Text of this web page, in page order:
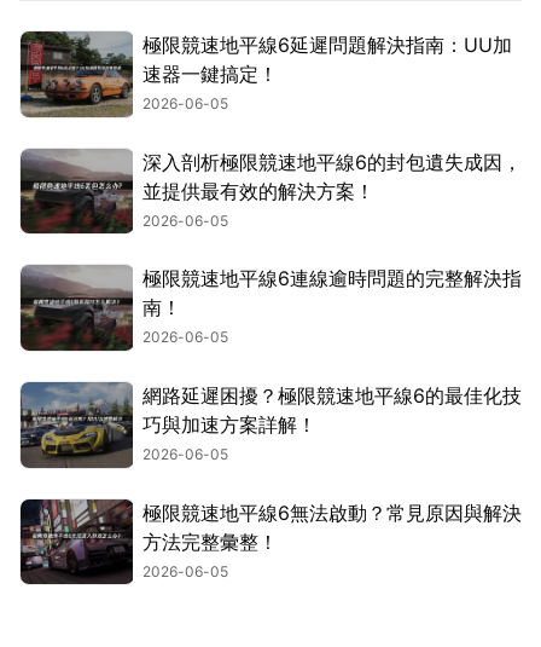
極限競速地平線6延遲問題解決指南：UU加
速器一鍵搞定！
2026-06-05
深入剖析極限競速地平線6的封包遺失成因，
並提供最有效的解決方案！
2026-06-05
極限競速地平線6連線逾時問題的完整解決指
南！
2026-06-05
網路延遲困擾？極限競速地平線6的最佳化技
巧與加速方案詳解！
2026-06-05
極限競速地平線6無法啟動？常見原因與解決
方法完整彙整！
2026-06-05